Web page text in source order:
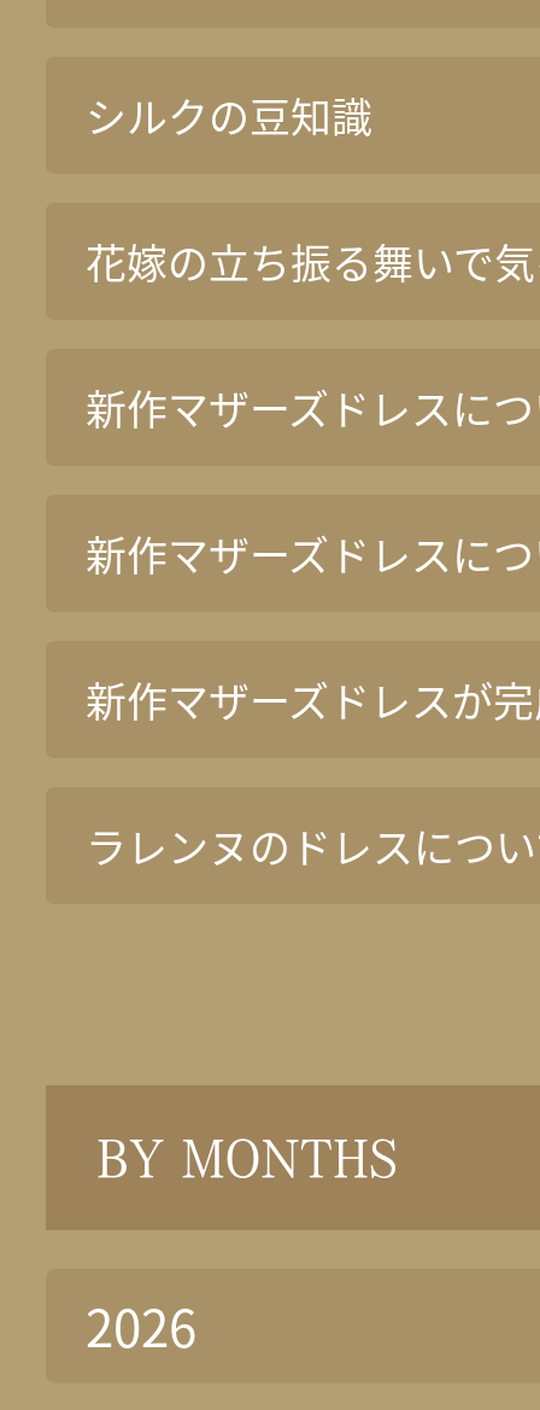
シルクの豆知識
花嫁の立ち振る舞いで
新作マザーズドレスに
新作マザーズドレスに
新作マザーズドレスが
ラレンヌのドレスにつ
BY MONTHS
2026